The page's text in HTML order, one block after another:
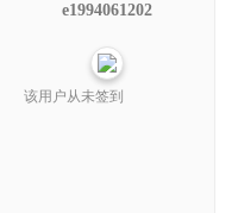
e1994061202
该用户从未签到